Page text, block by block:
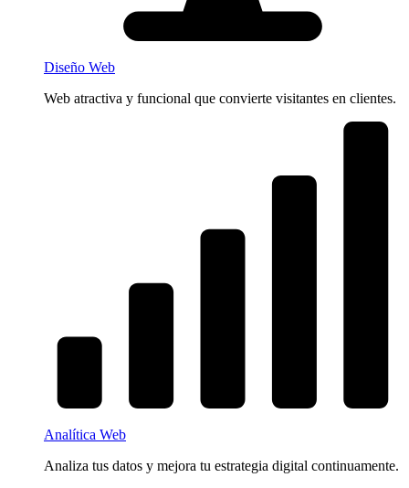
Diseño Web
Web atractiva y funcional que convierte visitantes en clientes.
Analítica Web
Analiza tus datos y mejora tu estrategia digital continuamente.